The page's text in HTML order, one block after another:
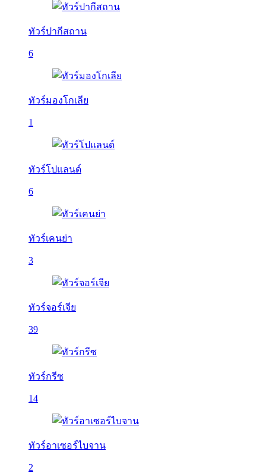
ทัวร์ปากีสถาน
6
ทัวร์มองโกเลีย
1
ทัวร์โปแลนด์
6
ทัวร์เคนย่า
3
ทัวร์จอร์เจีย
39
ทัวร์กรีซ
14
ทัวร์อาเซอร์ไบจาน
2